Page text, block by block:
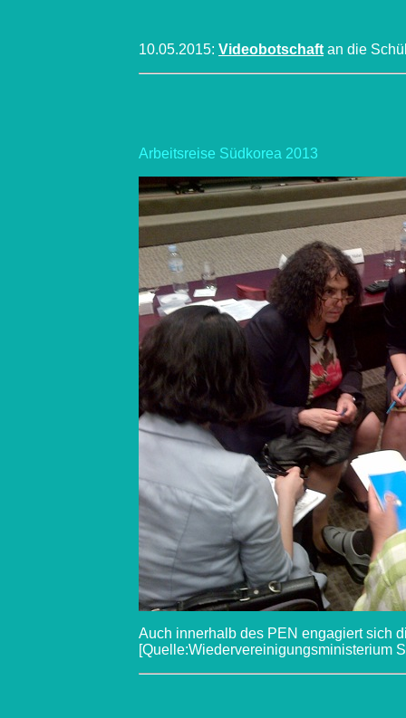
10.05.2015: Videobotschaft an die
Arbeitsreise Südkorea 2013
Auch innerhalb des PEN engagiert sich
[Quelle:Wiedervereinigungsministerium